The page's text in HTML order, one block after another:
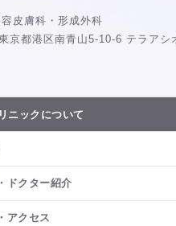
皮膚科・形成外科
京都港区南青山5-10-6 テラアシ
ニックについて
ドクター紹介
アクセス